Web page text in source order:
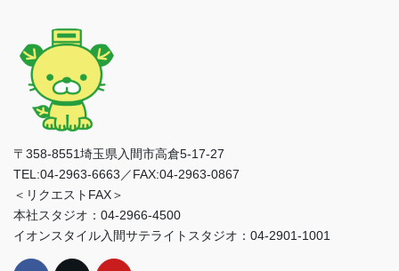
〒358-8551埼玉県入間市高倉5-17-27
TEL:04-2963-6663／FAX:04-2963-0867
＜リクエストFAX＞
本社スタジオ：04-2966-4500
イオンスタイル入間サテライトスタジオ：04-2901-1001